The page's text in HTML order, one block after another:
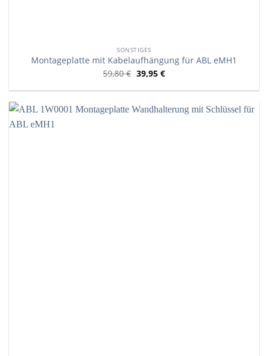
SONSTIGES
Montageplatte mit Kabelaufhängung für ABL eMH1
59,80€ 39,95 €